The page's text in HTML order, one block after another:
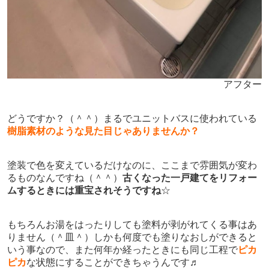
アフター
どうですか？（＾＾）まるでユニットバスに使われている
樹脂素材のような見た目じゃありませんか？
塗装で色を変えているだけなのに、ここまで雰囲気が変わ
るものなんですね（＾＾） 古くなった一戸建てをリフォー
ムするときには重宝されそうですね☆
もちろんお湯をはったりしても塗料が剥がれてくる事はあ
りません（＾皿＾）しかも何度でも塗りなおしができると
いう事なので、また何年か経ったときにも同じ工程でピカ
ピカな状態にすることができちゃうんです♬